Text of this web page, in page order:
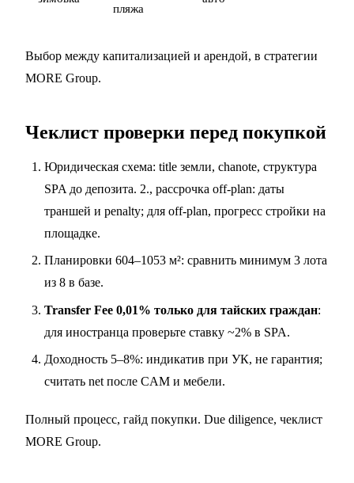
пляжа
Выбор между капитализацией и арендой, в стратегии
MORE Group.
Чеклист проверки перед покупкой
Юридическая схема: title земли, chanote, структура
SPA до депозита. 2., рассрочка off-plan: даты
траншей и penalty; для off-plan, прогресс стройки на
площадке.
Планировки 604–1053 м²: сравнить минимум 3 лота
из 8 в базе.
Transfer Fee 0,01% только для тайских граждан:
для иностранца проверьте ставку ~2% в SPA.
Доходность 5–8%: индикатив при УК, не гарантия;
считать net после CAM и мебели.
Полный процесс, гайд покупки. Due diligence, чеклист
MORE Group.